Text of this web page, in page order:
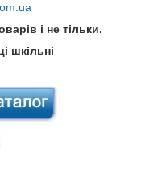
і не тільки.
шкільні